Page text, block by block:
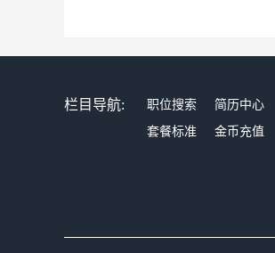
栏目导航: 职位搜索 简历中心
套餐标准
金币充值